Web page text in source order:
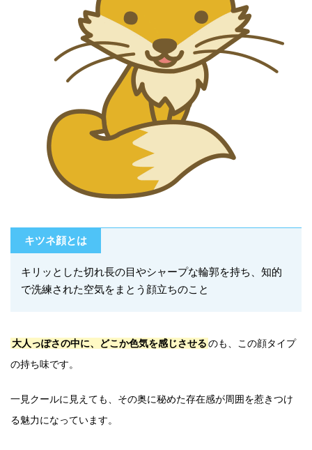
キツネ顔とは
キリッとした切れ長の目やシャープな輪郭を持ち、知的
で洗練された空気をまとう顔立ちのこと
大人っぽさの中に、どこか色気を感じさせるのも、この顔タイプ
の持ち味です。
一見クールに見えても、その奥に秘めた存在感が周囲を惹きつけ
る魅力になっています。